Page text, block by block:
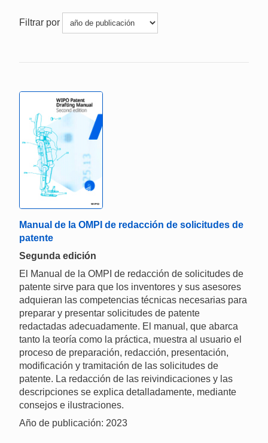
Filtrar por
Manual de la OMPI de redacción de solicitudes de
patente
Segunda edición
El Manual de la OMPI de redacción de solicitudes de
patente sirve para que los inventores y sus asesores
adquieran las competencias técnicas necesarias para
preparar y presentar solicitudes de patente
redactadas adecuadamente. El manual, que abarca
tanto la teoría como la práctica, muestra al usuario el
proceso de preparación, redacción, presentación,
modificación y tramitación de las solicitudes de
patente. La redacción de las reivindicaciones y las
descripciones se explica detalladamente, mediante
consejos e ilustraciones.
Año de publicación: 2023